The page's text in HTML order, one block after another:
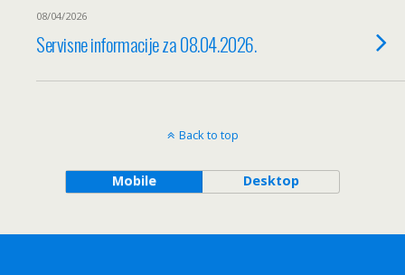
08/04/2026
Servisne informacije za 08.04.2026.
Back to top
Mobile Desktop